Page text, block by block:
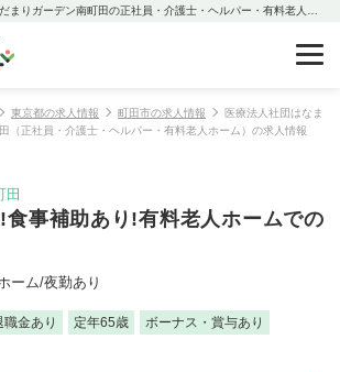
東京都の求人情報 町田市の求人情報
医療法人社団はなま
（正社員・介護士・ヘルパー・有料老人ホーム）の求人情報
田
食事補助あり!有料老人ホームでの
ーム/夜勤あり
職金あり 定年65歳 ボーナス・賞与あり